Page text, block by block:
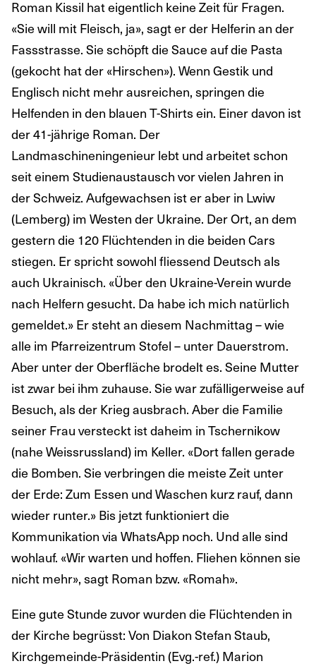
Roman Kissil hat eigentlich keine Zeit für Fragen.
«Sie will mit Fleisch, ja», sagt er der Helferin an der
Fassstrasse. Sie schöpft die Sauce auf die Pasta
(gekocht hat der «Hirschen»). Wenn Gestik und
Englisch nicht mehr ausreichen, springen die
Helfenden in den blauen T-Shirts ein. Einer davon ist
der 41-jährige Roman. Der
Landmaschineningenieur lebt und arbeitet schon
seit einem Studienaustausch vor vielen Jahren in
der Schweiz. Aufgewachsen ist er aber in Lwiw
(Lemberg) im Westen der Ukraine. Der Ort, an dem
gestern die 120 Flüchtenden in die beiden Cars
stiegen. Er spricht sowohl fliessend Deutsch als
auch Ukrainisch. «Über den Ukraine-Verein wurde
nach Helfern gesucht. Da habe ich mich natürlich
gemeldet.» Er steht an diesem Nachmittag – wie
alle im Pfarreizentrum Stofel – unter Dauerstrom.
Aber unter der Oberfläche brodelt es. Seine Mutter
ist zwar bei ihm zuhause. Sie war zufälligerweise auf
Besuch, als der Krieg ausbrach. Aber die Familie
seiner Frau versteckt ist daheim in Tschernikow
(nahe Weissrussland) im Keller. «Dort fallen gerade
die Bomben. Sie verbringen die meiste Zeit unter
der Erde: Zum Essen und Waschen kurz rauf, dann
wieder runter.» Bis jetzt funktioniert die
Kommunikation via WhatsApp noch. Und alle sind
wohlauf. «Wir warten und hoffen. Fliehen können sie
nicht mehr», sagt Roman bzw. «Romah».
Eine gute Stunde zuvor wurden die Flüchtenden in
der Kirche begrüsst: Von Diakon Stefan Staub,
Kirchgemeinde-Präsidentin (Evg.-ref.) Marion